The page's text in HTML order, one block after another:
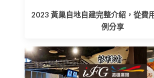
2023 黃巢自地自建完整介紹，從費
例分享